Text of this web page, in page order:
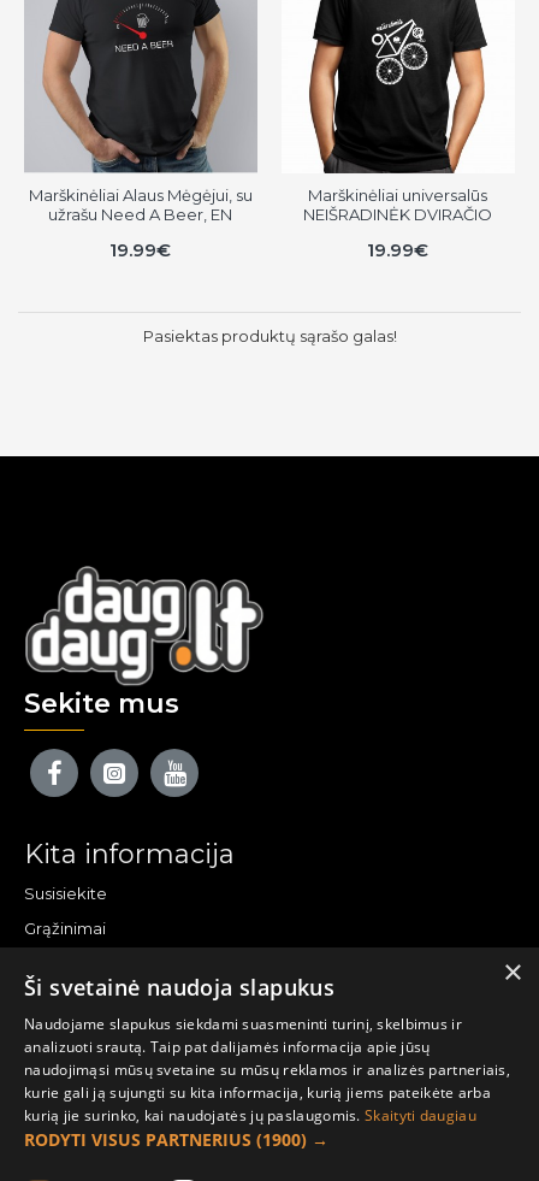
Marškinėliai Alaus Mėgėjui, su
užrašu Need A Beer, EN
19.99€
Marškinėliai universalūs
NEIŠRADINĖK DVIRAČIO
19.99€
Pasiektas produktų sąrašo galas!
Sekite mus
Kita informacija
Susisiekite
Grąžinimai
Pirkėjo paskyra
Mano paskyra
Užsakymai
Naujienlaiškiai
×
Ši svetainė naudoja slapukus
Naudojame slapukus siekdami suasmeninti turinį, skelbimus ir
analizuoti srautą. Taip pat dalijamės informacija apie jūsų
naudojimąsi mūsų svetaine su mūsų reklamos ir analizės partneriais,
kurie gali ją sujungti su kita informacija, kurią jiems pateikėte arba
kurią jie surinko, kai naudojatės jų paslaugomis.Skaityti daugiau
RODYTI VISUS PARTNERIUS (1900) →